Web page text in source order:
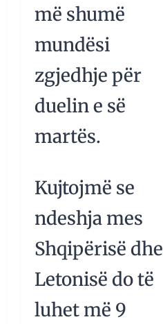
më shumë
mundësi
zgjedhje për
duelin e së
martës.
Kujtojmë se
ndeshja mes
Shqipërisë dhe
Letonisë do të
luhet më 9